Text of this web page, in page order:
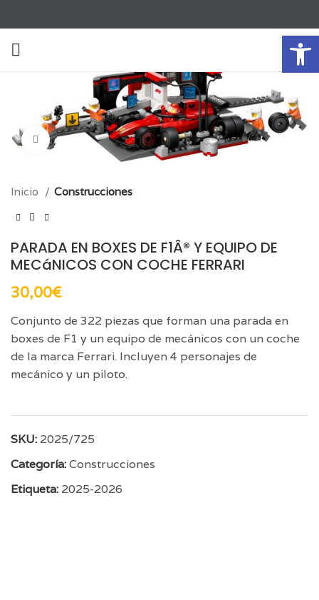
Click para aumentar
Inicio Construcciones
PARADA EN BOXES DE F1Â® Y EQUIPO DE
MECáNICOS CON COCHE FERRARI
30,00€
Conjunto de 322 piezas que forman una parada en
boxes de F1 y un equipo de mecánicos con un coche
de la marca Ferrari. Incluyen 4 personajes de
mecánico y un piloto.
SKU: 2025/725
Categoría:Construcciones
Etiqueta: 2025-2026